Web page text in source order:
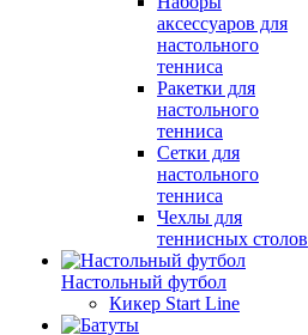
аксессуаров для
настольного
тенниса
Ракетки для
настольного
тенниса
Сетки для
настольного
тенниса
Чехлы для
теннисных столов
Настольный футбол
Кикер Start Line